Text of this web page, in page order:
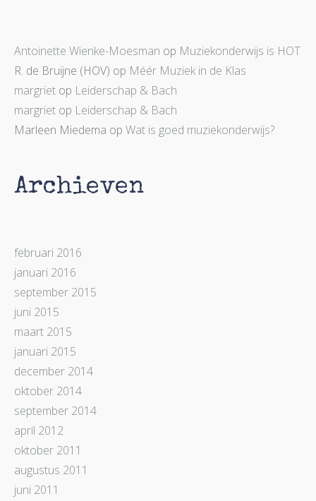
Antoinette Wienke-Moesman op Muziekonderwijs is HOT
R. de Bruijne (HOV) op Méér Muziek in de Klas
margriet op Leiderschap & Bach
margriet op Leiderschap & Bach
Marleen Miedema op Wat is goed muziekonderwijs?
Archieven
februari 2016
januari 2016
september 2015
juni 2015
maart 2015
januari 2015
december 2014
oktober 2014
september 2014
april 2012
oktober 2011
augustus 2011
juni 2011